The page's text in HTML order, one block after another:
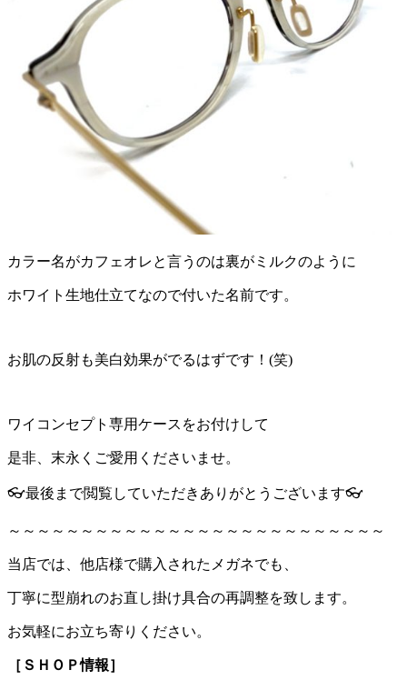
カラー名がカフェオレと言うのは裏がミルクのように
ホワイト生地仕立てなので付いた名前です。
お肌の反射も美白効果がでるはずです！(笑)
ワイコンセプト専用ケースをお付けして
是非、末永くご愛用くださいませ。
👓最後まで閲覧していただきありがとうございます👓
～～～～～～～～～～～～～～～～～～～～～～～～～～
当店では、他店様で購入されたメガネでも、
丁寧に型崩れのお直し掛け具合の再調整を致します。
お気軽にお立ち寄りください。
［ＳＨＯＰ情報］